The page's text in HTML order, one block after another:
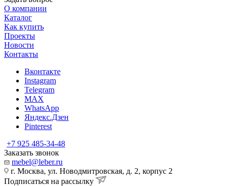
О компании
Каталог
Как купить
Проекты
Новости
Контакты
Вконтакте
Instagram
Telegram
MAX
WhatsApp
Яндекс.Дзен
Pinterest
+7 925 485-34-48
Заказать звонок
mebel@leber.ru
г. Москва, ул. Новодмитровская, д. 2, корпус 2
Подписаться на рассылку